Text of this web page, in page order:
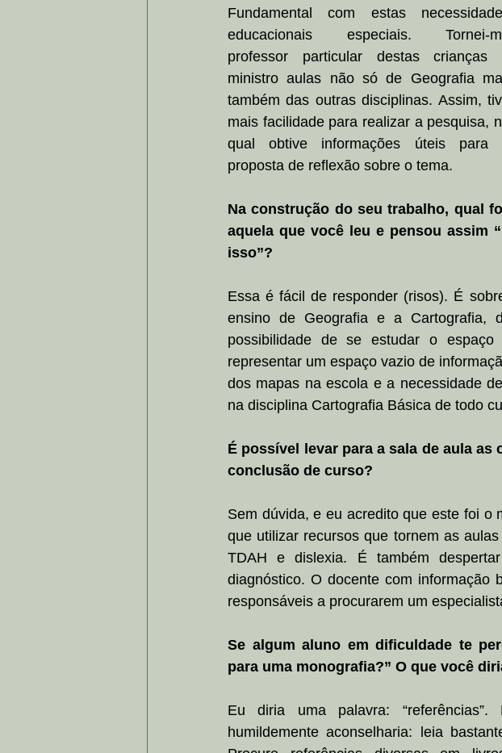
Fundamental com estas
educacionais especiais. Tornei-
professor particular destas crianças
ministro aulas não só de Geografia
também das outras disciplinas. Assim,
mais facilidade para realizar a pesquisa,
qual obtive informações úteis para
proposta de reflexão sobre o tema.
Na construção do seu trabalho, qual
aquela que você leu e pensou assim
isso”?
Essa é fácil de responder (risos). É
ensino de Geografia e a Cartografia,
possibilidade de se estudar o
representar um espaço vazio de
dos mapas na escola e a necessidade
na disciplina Cartografia Básica de todo
É possível levar para a sala de aula
conclusão de curso?
Sem dúvida, e eu acredito que este foi o
que utilizar recursos que tornem as
TDAH e dislexia. É também
diagnóstico. O docente com informação
responsáveis a procurarem um
Se algum aluno em dificuldade te
para uma monografia?” O que você
Eu diria uma palavra: “referências”.
humildemente aconselharia: leia